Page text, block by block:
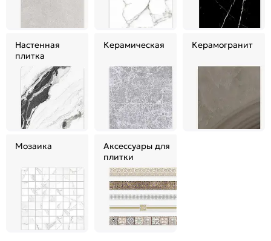
Настенная
плитка
Керамическая Керамогранит
Мозаика
Аксессуары для
плитки